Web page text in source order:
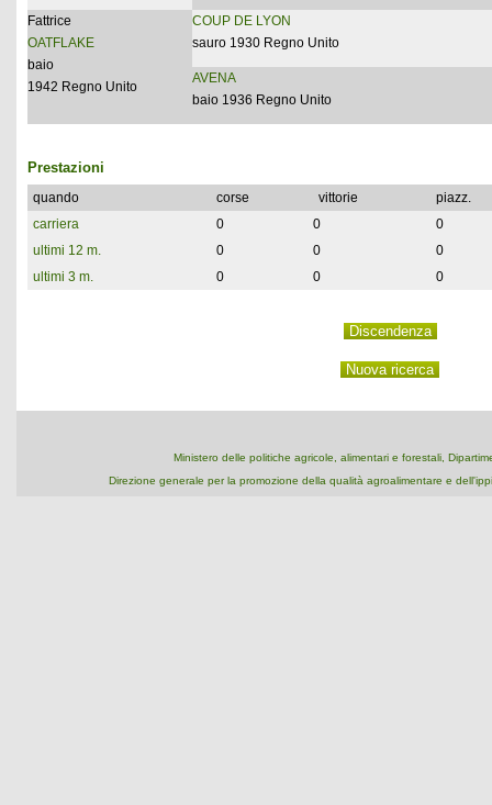
Fattrice
OATFLAKE
baio
1942 Regno Unito
COUP DE LYON
sauro 1930 Regno Unito
AVENA
baio 1936 Regno Unito
Prestazioni
quando corse vittorie
piazz.
carriera
0 0
0
ultimi 12 m.
0 0
0
ultimi 3 m.
0 0 0
Ministero delle politiche agricole, alimentari e forestali,
Direzione generale per la promozione della qualità agroalimentare e